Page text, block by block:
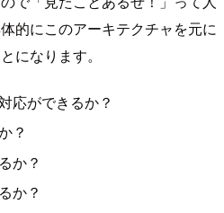
的にこのアーキテクチャを元に
になります。
応ができるか？
？
か？
か？